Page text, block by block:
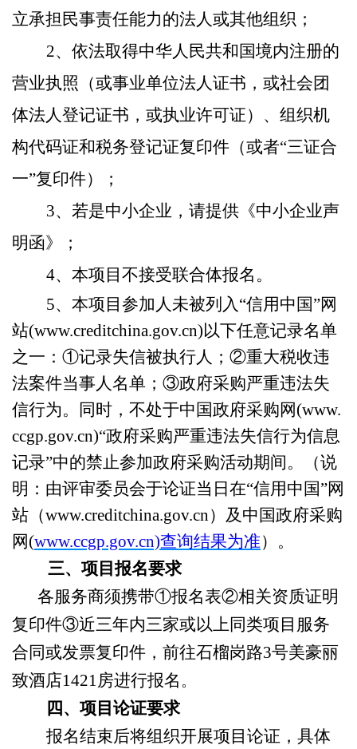
立承担民事责任能力的法人或其他组织 ；
2、依法取得中华人民共和国境内注册的
营业执照（或事业单位法人证书，或社会团
体法人登记证书，或执业许可证）、组织机
构代码证和税务登记证复印件（或者“三证合
一”复印件）；
3、若是中小企业，请提供《中小企业声
明函》；
4、本项目不接受联合体报名。
5、本项目参加人未被列入“信用中国”网
站(www.creditchina.gov.cn)以下任意记录名单
之一：①记录失信被执行人；②重大税收违
法案件当事人名单；③政府采购严重违法失
信行为。同时， 不处于中国政府采购网(www.
ccgp.gov.cn)“政府采购严重违法失信行为信息
记录”中的禁止参加政府采购活动期间。（说
明：由评审委员会于论证当日 在“信用中国”网
站（www.creditchina.gov.cn）及中国政府采购
网(www.ccgp.gov.cn)查询结果为准）。
三、项目报名要求
各服务商须携带①报名表②相关资质证明
复印件③近三年内三家或以上同类项目服务
合同或发票复印件， 前往石榴岗路3号美豪丽
致酒店1421房进行报名 。
四、项目论证要求
报名结束后将组织开展项目论证，具体